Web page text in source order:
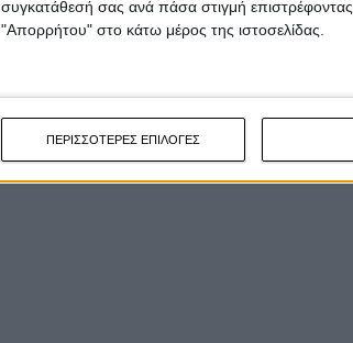
συγκατάθεσή σας ανά πάσα στιγμή
"Απορρήτου" στο κάτω μέρος της ιστοσελίδας.
ΠΕΡΙΣΣΟΤΕΡΕΣ ΕΠΙΛΟΓΕΣ